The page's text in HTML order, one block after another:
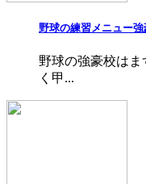
野球の練習メニュー
野球の強豪校は
く甲...